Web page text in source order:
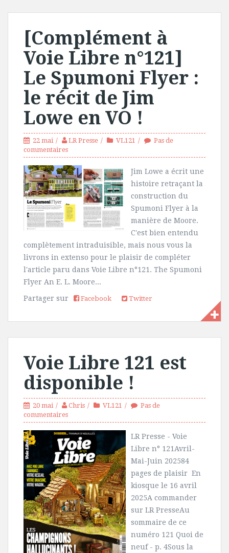
[Complément à
Voie Libre n°121]
Le Spumoni Flyer :
le récit de Jim
Lowe en VO !
22 mai LR Presse VL121
Pas de
commentaires
Jim Lowe a écrit une
histoire retraçant la
construction du
Spumoni Flyer à la
manière de Moore.
C'est bien entendu
complètement intraduisible, mais nous vous la
livrons in extenso pour le plaisir de compléter
l'article paru dans Voie Libre n°121. The Spumoni
Flyer An E. L. Moore...
Partager sur
Facebook Twitter
Voie Libre 121 est
disponible !
20 mai Chris VL121
Pas de
commentaires
LR Presse - Voie
Libre n° 121Avril-
Mai-Juin 202584
pages de plaisir En
kiosque le 16 avril
2025A commander
sur LR PresseAu
sommaire de ce
numéro 121 Quoi de
neuf - p. 4Sous la